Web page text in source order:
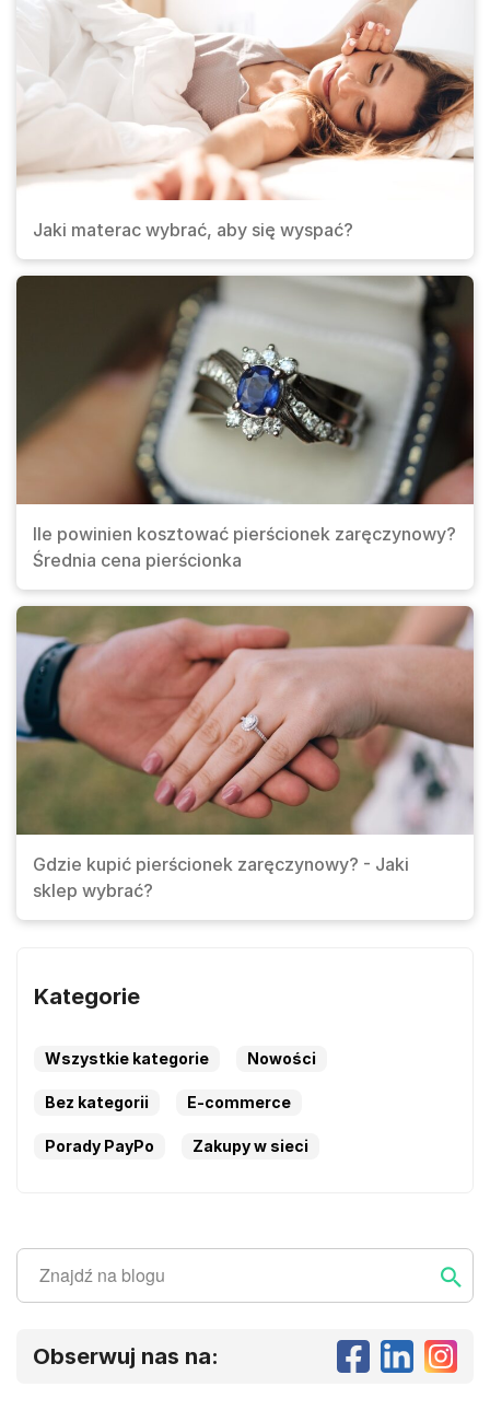
Jaki materac wybrać, aby się wyspać?
Ile powinien kosztować pierścionek zaręczynowy?
Średnia cena pierścionka
Gdzie kupić pierścionek zaręczynowy? - Jaki
sklep wybrać?
Kategorie
Wszystkie kategorie Nowości
Bez kategorii E-commerce
Porady PayPo Zakupy w sieci
Szukaj ...
Szukaj
Obserwuj nas na: